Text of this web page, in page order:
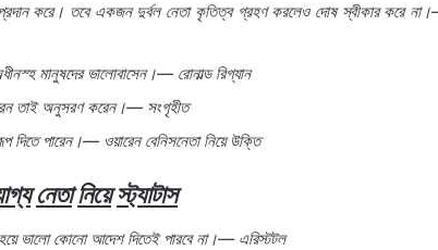
প্রদান করে। তবে একজন দুর্বল নেতা কৃতিত্ব গ্রহণ করলেও দোষ স্বীকার করে না।
মানুষদের ভালোবাসেন।— রোনাল্ড রিগ্যান
তাই অনুসরণ করেন।— সংগৃহীত
দিতে পারেন।— ওয়ারেন বেনিসনেতা নিয়ে উক্তি
নেতানিয়ে স্ট্যাটাস
হয়ে ভালো কোনো আদেশ দিতেই পারবে না।— এরিস্টটল